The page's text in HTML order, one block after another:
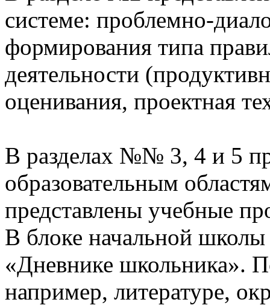
системе: проблемно-
формирования типа
деятельности
оценивания, проектная
В разделах №№ 3, 4 и 5
образовательным
представлены учебные
В блоке начальной
«Дневнике школьника».
например, литературе,